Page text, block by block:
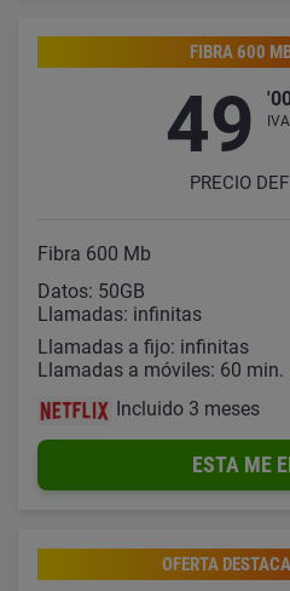
FIBRA 600
49
PRECIO
Fibra 600 Mb
Datos: 50GB
Llamadas: infinitas
Llamadas a fijo: infinitas
Llamadas a móviles: 60 min.
Incluido 3 meses
ESTA ME
OFERTA